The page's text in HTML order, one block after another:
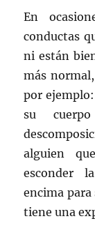
En
conductas
ni están
más
por
su
alguien
esconder
encima
tiene una